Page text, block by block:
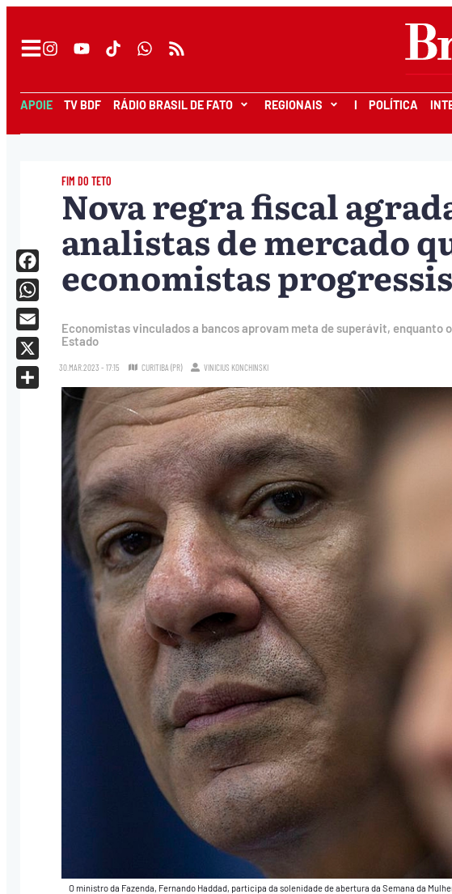
APOIE TV BDF RÁDIO BRASIL DE FATO REGIONAIS I POLÍTICA
FIM DO TETO
Nova regra fiscal
analistas de mercado
economistas
Economistas vinculados a bancos aprovam meta de superávit, enquanto
Estado
30.MAR.2023 - 17:15 CURITIBA (PR) VINICIUS KONCHINSKI
O ministro da Fazenda, Fernando Haddad, participa da solenidade de abertura da Semana da
Facebook
WhatsApp
Email
X